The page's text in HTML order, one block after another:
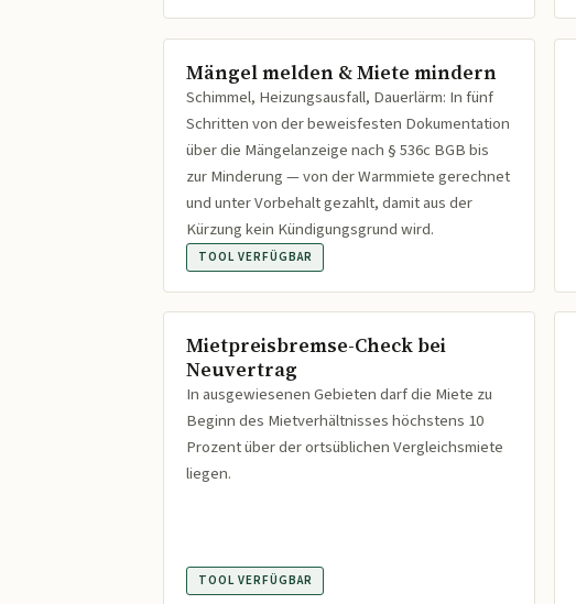
Mängel melden & Miete mindern
Schimmel, Heizungsausfall, Dauerlärm: In fünf
Schritten von der beweisfesten Dokumentation
über die Mängelanzeige nach § 536c BGB bis
zur Minderung — von der Warmmiete gerechnet
und unter Vorbehalt gezahlt, damit aus der
Kürzung kein Kündigungsgrund wird.
TOOL VERFÜGBAR
Mietpreisbremse-Check bei
Neuvertrag
In ausgewiesenen Gebieten darf die Miete zu
Beginn des Mietverhältnisses höchstens 10
Prozent über der ortsüblichen Vergleichsmiete
liegen.
TOOL VERFÜGBAR